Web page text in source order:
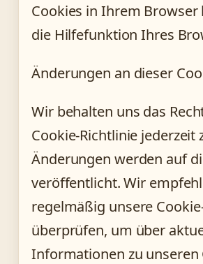
Cookies in Ihrem Browser
die Hilfefunktion Ihres
Änderungen an dieser
Wir behalten uns das
Cookie-Richtlinie jederzeit
Änderungen werden auf
veröffentlicht. Wir
regelmäßig unsere
überprüfen, um über
Informationen zu unseren